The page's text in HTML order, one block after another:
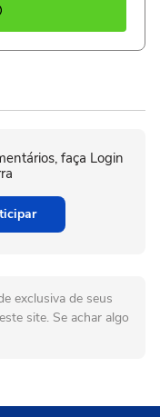
faça Login
exclusiva de seus
site. Se achar algo